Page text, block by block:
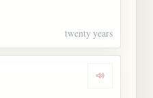
twenty years
Dengarkan